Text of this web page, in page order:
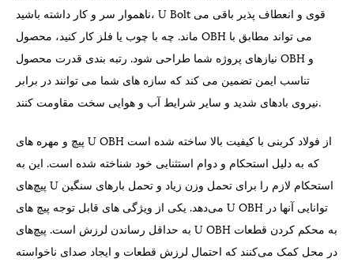
ناهموار سر و کار داشته باشید، U Bolt قوی و انعطاف پذیر باقی می
ماند. چه با چوب یا فلز کار کنید، محصول OBH می تواند مطابق با
نیازهای پروژه شما طراحی شود. رتبه بندی قدرت محصول OBH و
تناسب ایمن تضمین می کند که سازه های شما می توانند در برابر
نیروی بادهای شدید و سایر شرایط آب و هوایی سخت مقاومت کنند.
پیچ و مهره های U OBH از فولاد کربنی با کیفیت بالا ساخته شده است
که به دلیل استحکام و دوام استثنایی خود شناخته شده است. این به
پیچ‌های U استحکام لازم را برای تحمل وزن زیاد و تحمل بارهای سنگین
می‌دهد. یکی از ویژگی های قابل توجه پیچ های U OBH توانایی آنها در
به حداقل رساندن لرزش است. پیچ‌های U OBH به محکم کردن قطعات
در محل کمک می‌کنند که احتمال لرزش قطعات و ایجاد صدای ناخواسته